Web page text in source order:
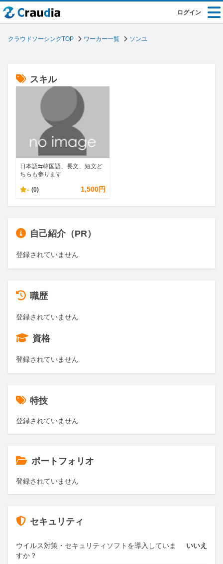
ログイン
クラウドソーシングTOP ワーカー一覧 ソンユ
スキル
日本語⇆韓国語、長文、短文ど
ちらも参ります
- (0) 1,500円
自己紹介（PR）
登録されていません
職歴
登録されていません
資格
登録されていません
特技
登録されていません
ポートフォリオ
登録されていません
セキュリティ
ウイルス対策・セキュリティソフトを導入していま
すか？
いいえ